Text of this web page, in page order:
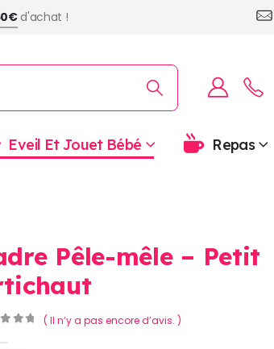
d'achat !
Eveil Et Jouet Bébé Repas
Pêle-mêle – Petit
( Il n’y a pas encore d’avis. )